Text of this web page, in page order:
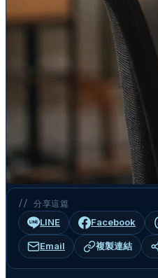
// 分享這篇
LINE Facebook
Email 複製連結